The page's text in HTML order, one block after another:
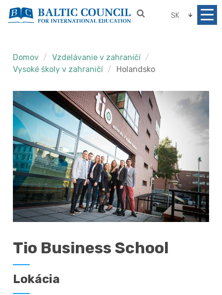
SK
Domov
Vzdelávanie v zahraničí
Vysoké školy v zahraničí
Holandsko
Tio Business School
Lokácia